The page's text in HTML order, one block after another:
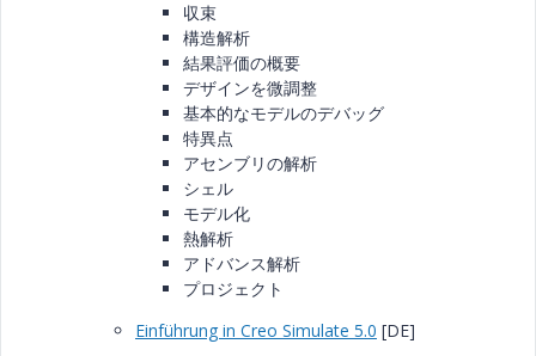
収束
構造解析
結果評価の概要
デザインを微調整
基本的なモデルのデバッグ
特異点
アセンブリの解析
シェル
モデル化
熱解析
アドバンス解析
プロジェクト
Einführung in Creo Simulate 5.0 [DE]